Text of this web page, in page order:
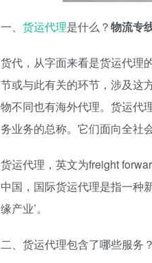
一、 货运代理是什么？物流专
货代，从字面来看是货运代理
节或与此有关的环节，涉及这
物不同也有海外代理。货运代
务业务的总称。它们面向全社
货运代理，英文为freight
中国，国际货运代理是指一种
缘产业’。
二、货运代理包含了哪些服务？